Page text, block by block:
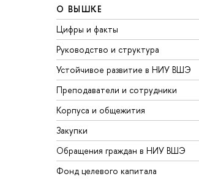
О ВЫШКЕ
Цифры и факты
Руководство и структура
Устойчивое развитие в НИУ ВШЭ
Преподаватели и сотрудники
Корпуса и общежития
Закупки
Обращения граждан в НИУ ВШЭ
Фонд целевого капитала